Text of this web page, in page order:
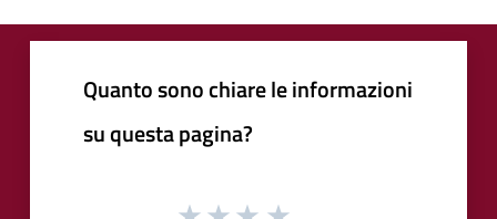
Quanto sono chiare le informazioni
su questa pagina?